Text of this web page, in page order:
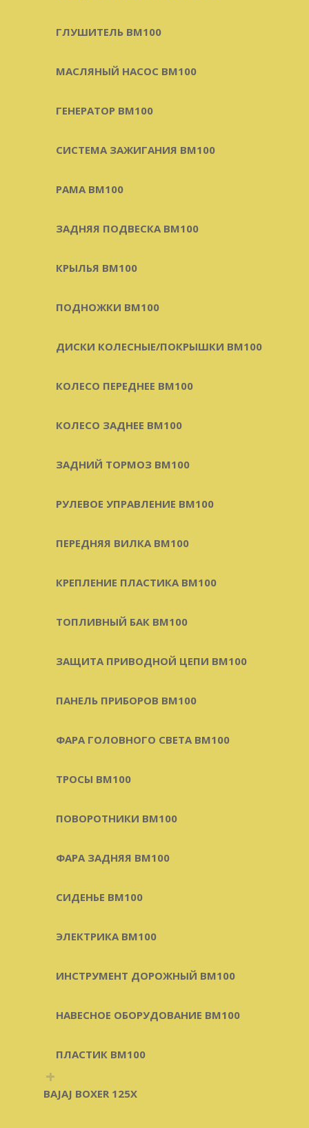
ГЛУШИТЕЛЬ BM100
МАСЛЯНЫЙ НАСОС BM100
ГЕНЕРАТОР BM100
СИСТЕМА ЗАЖИГАНИЯ BM100
РАМА BM100
ЗАДНЯЯ ПОДВЕСКА BM100
КРЫЛЬЯ BM100
ПОДНОЖКИ BM100
ДИСКИ КОЛЕСНЫЕ/ПОКРЫШКИ BM100
КОЛЕСО ПЕРЕДНЕЕ BM100
КОЛЕСО ЗАДНЕЕ BM100
ЗАДНИЙ ТОРМОЗ BM100
РУЛЕВОЕ УПРАВЛЕНИЕ BM100
ПЕРЕДНЯЯ ВИЛКА BM100
КРЕПЛЕНИЕ ПЛАСТИКА BM100
ТОПЛИВНЫЙ БАК BM100
ЗАЩИТА ПРИВОДНОЙ ЦЕПИ BM100
ПАНЕЛЬ ПРИБОРОВ BM100
ФАРА ГОЛОВНОГО СВЕТА BM100
ТРОСЫ BM100
ПОВОРОТНИКИ BM100
ФАРА ЗАДНЯЯ BM100
СИДЕНЬЕ BM100
ЭЛЕКТРИКА BM100
ИНСТРУМЕНТ ДОРОЖНЫЙ BM100
НАВЕСНОЕ ОБОРУДОВАНИЕ BM100
ПЛАСТИК BM100
+
BAJAJ BOXER 125X